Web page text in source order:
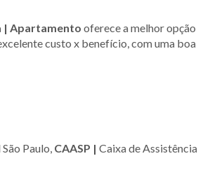
| Apartamento oferece a melhor opção
custo x benefício, com uma boa
Paulo, CAASP | Caixa de Assistência